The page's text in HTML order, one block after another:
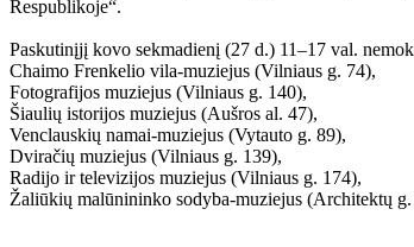
Respublikoje“.
Paskutinįjį kovo sekmadienį (27 d.) 11–17 val.
Chaimo Frenkelio vila-muziejus (Vilniaus g. 74),
Fotografijos muziejus (Vilniaus g. 140),
Šiaulių istorijos muziejus (Aušros al. 47),
Venclauskių namai-muziejus (Vytauto g. 89),
Dviračių muziejus (Vilniaus g. 139),
Radijo ir televizijos muziejus (Vilniaus g. 174),
Žaliūkių malūnininko sodyba-muziejus (Architektų g.